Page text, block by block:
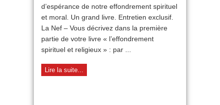
d’espérance de notre effondrement spirituel
et moral. Un grand livre. Entretien exclusif.
La Nef – Vous décrivez dans la première
partie de votre livre « l’effondrement
spirituel et religieux » : par ...
Lire la suite...